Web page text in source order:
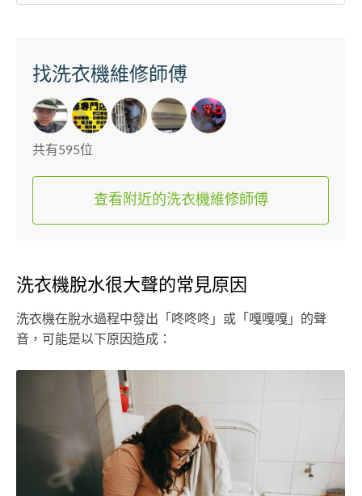
找洗衣機維修師傅
共有595位
查看附近的洗衣機維修師傅
洗衣機脫水很大聲的常見原因
洗衣機在脫水過程中發出「咚咚咚」或「嘎嘎嘎」的聲
音，可能是以下原因造成：